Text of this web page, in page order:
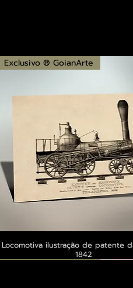
Visualização rápida
Exclusivo ® GoianArte
Locomotiva ilustração de patente
1842